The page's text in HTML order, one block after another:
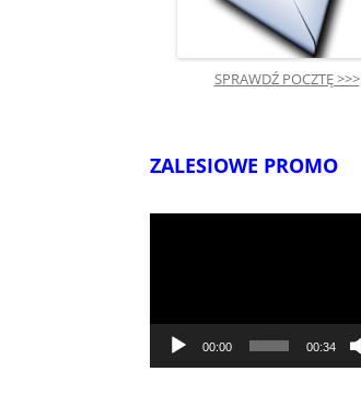
SPRAWDŹ POCZTĘ >>>
ZALESIOWE PROMO
Odtwarzacz
00:00 00:34